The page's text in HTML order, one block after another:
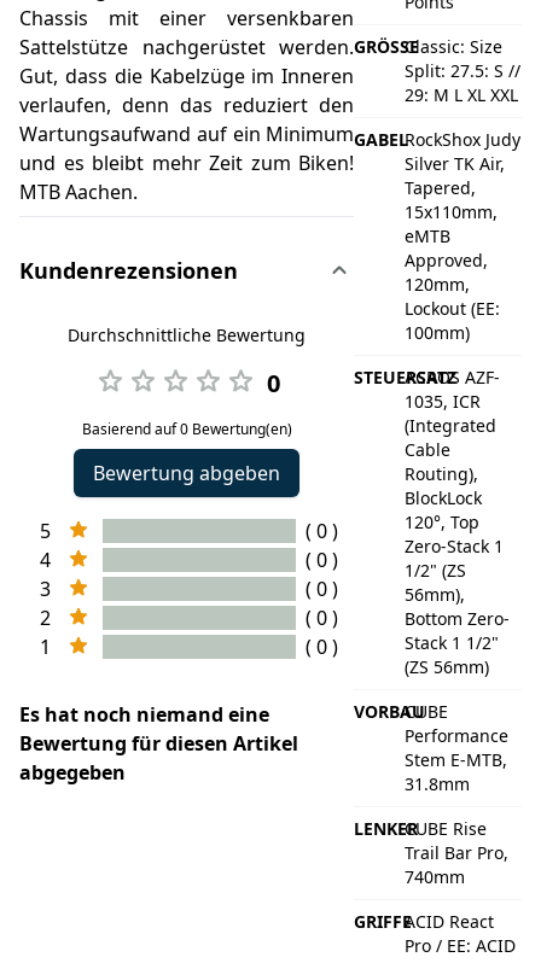
Chassis mit einer versenkbaren
Sattelstütze nachgerüstet werden.
Gut, dass die Kabelzüge im Inneren
verlaufen, denn das reduziert den
Wartungsaufwand auf ein Minimum
und es bleibt mehr Zeit zum Biken!
MTB Aachen.
Kundenrezensionen
Durchschnittliche Bewertung
0
Basierend auf 0 Bewertung(en)
Bewertung abgeben
5
( 0 )
4
( 0 )
3
( 0 )
2
( 0 )
1
( 0 )
Es hat noch niemand eine
Bewertung für diesen Artikel
abgegeben
GRÖSSEClassic: Size
Split: 27.5: S //
29: M L XL XXL
GABELRockShox Judy
Silver TK Air,
Tapered,
15x110mm,
eMTB
Approved,
120mm,
Lockout (EE:
100mm)
STEUERSATZ
ACROS AZF-
1035, ICR
(Integrated
Cable
Routing),
BlockLock
120°, Top
Zero-Stack 1
1/2" (ZS
56mm),
Bottom Zero-
Stack 1 1/2"
(ZS 56mm)
VORBAUCUBE
Performance
Stem E-MTB,
31.8mm
LENKERCUBE Rise
Trail Bar Pro,
740mm
GRIFFEACID React
Pro / EE: ACID